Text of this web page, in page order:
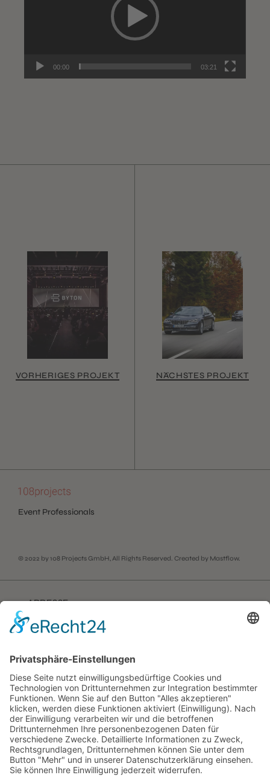
00:00 03:21
VORHERIGES PROJEKT NÄCHSTES PROJEKT
Event Professionals
© 2022 by 108 Projects GmbH, All Rights Reserved. Created by Mastflow.
ADRESSE
108 Projects GmbH
80538 München
kb(at)108projects.com
SOCIAL
Instagram
Facebook